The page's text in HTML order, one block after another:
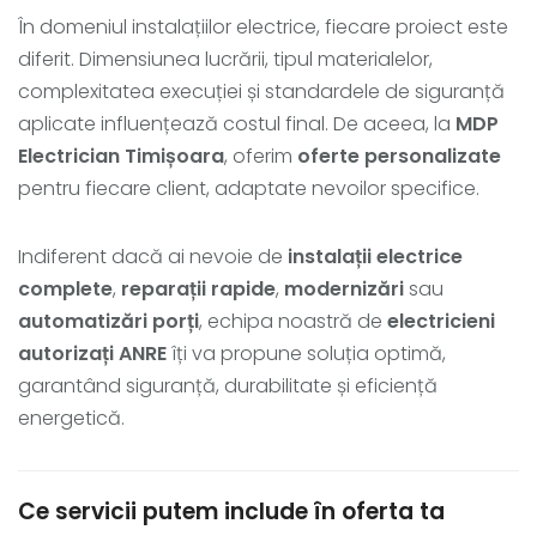
În domeniul instalațiilor electrice, fiecare proiect este
diferit. Dimensiunea lucrării, tipul materialelor,
complexitatea execuției și standardele de siguranță
aplicate influențează costul final. De aceea, la MDP
Electrician Timișoara, oferim oferte personalizate
pentru fiecare client, adaptate nevoilor specifice.
Indiferent dacă ai nevoie de instalații electrice
complete, reparații rapide, modernizărisau
automatizări porți, echipa noastră de electricieni
autorizați ANREîți va propune soluția optimă,
garantând siguranță, durabilitate și eficiență
energetică.
Ce servicii putem include în oferta ta